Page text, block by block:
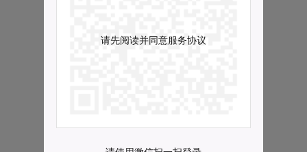
请先阅读并同意服务协议